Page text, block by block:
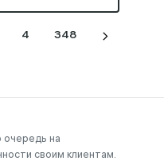
4 348
очередь на
своим клиентам.